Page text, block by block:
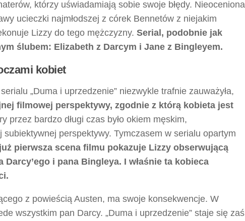
którzy uświadamiają sobie swoje błędy. Nieoceniona
ucieczki najmłodszej z córek Bennetów z niejakim
Lizzy do tego mężczyzny. Serial, podobnie jak
ślubem: Elizabeth z Darcym i Jane z Bingleyem.
kobiet
„Duma i uprzedzenie” niezwykle trafnie zauważyła,
filmowej perspektywy, zgodnie z którą kobieta jest
przez bardzo długi czas było okiem męskim,
perspektywy. Tymczasem w serialu opartym
już pierwsza scena filmu pokazuje Lizzy obserwującą
i pana Bingleya. I właśnie ta kobieca
z powieścią Austen, ma swoje konsekwencje. W
wszystkim pan Darcy. „Duma i uprzedzenie” staje się zaś